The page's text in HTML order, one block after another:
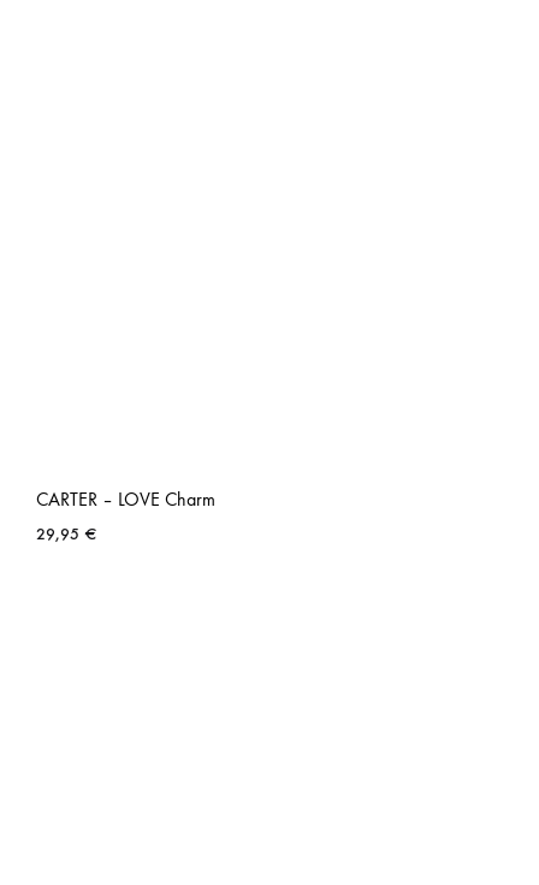
CARTER – LOVE Charm
29,95 €